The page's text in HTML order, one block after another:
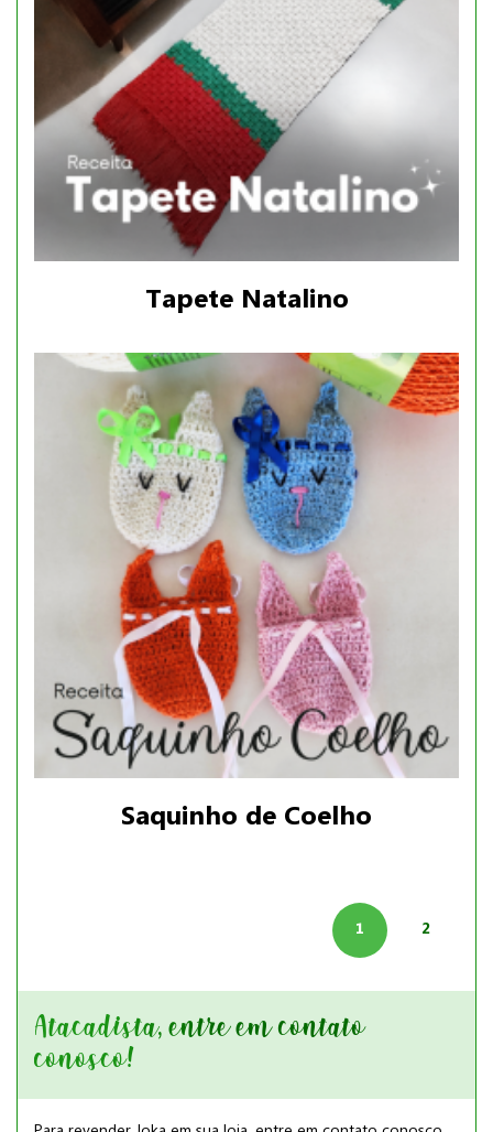
Tapete Natalino
Saquinho de Coelho
1 2
Atacadista, entre em contato
conosco!